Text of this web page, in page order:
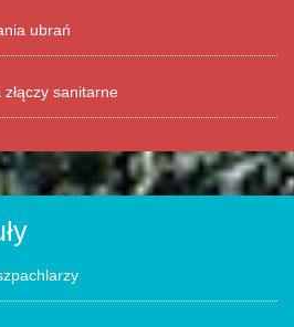
ubrań
sanitarne